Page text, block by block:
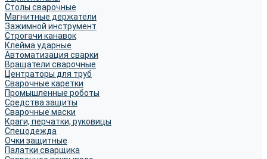
Столы сварочные
Магнитные держатели
Зажимной инструмент
Строгачи канавок
Клейма ударные
Автоматизация сварки
Вращатели сварочные
Центраторы для труб
Сварочные каретки
Промышленные роботы
Средства защиты
Сварочные маски
Краги, перчатки, руковицы
Спецодежда
Очки защитные
Палатки сварщика